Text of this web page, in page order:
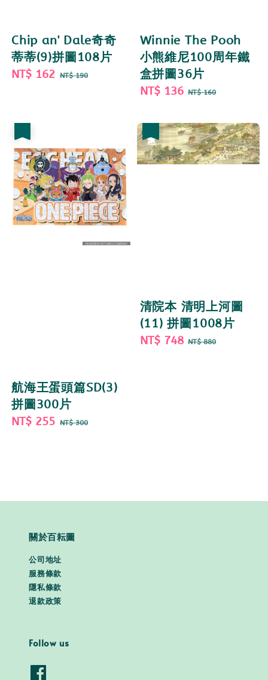
Chip an' Dale奇奇
蒂蒂(9)拼圖108片
Sale
NT$ 162 Regular
NT$ 190
Winnie The Pooh
小熊維尼100周年鐵
盒拼圖36片
Sale
NT$ 136 Regular
NT$ 160
航海王蛋頭篇SD(3)
拼圖300片
Sale
NT$ 255 Regular
NT$ 300
清院本 清明上河圖
(11) 拼圖1008片
Sale
NT$ 748 Regular
NT$ 880
關於百耘圖
公司地址
服務條款
隱私條款
退款政策
Follow us